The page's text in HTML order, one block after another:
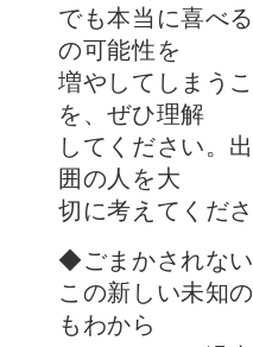
でも本当に喜べ
の可能性を
増やしてしまう
を、ぜひ理解
してください。
囲の人を大
切に考えてくだ
◆ごまかされな
この新しい未知
もわから